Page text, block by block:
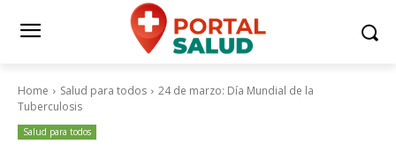
Home Salud para todos
24 de marzo: Día Mundial de la
Tuberculosis
Salud para todos